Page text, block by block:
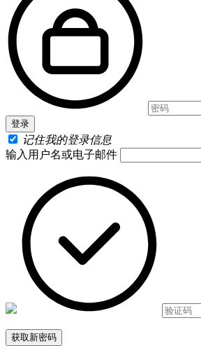
记住我的登录信息
输入用户名或电子邮件